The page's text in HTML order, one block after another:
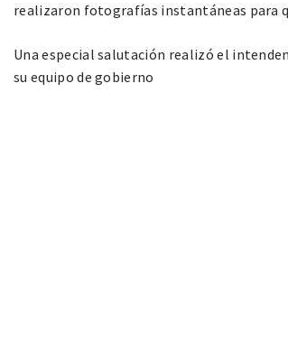
realizaron fotografías instantáneas para
Una especial salutación realizó el
su equipo de gobierno